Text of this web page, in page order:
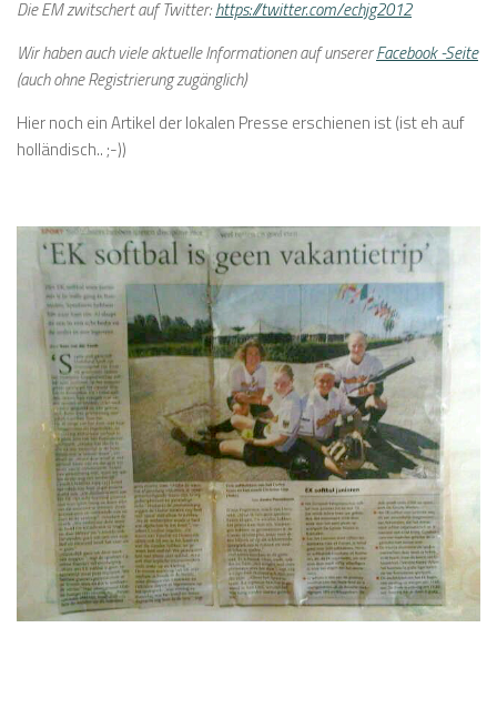
Die EM zwitschert auf Twitter:https://twitter.com/echjg2012
Wir haben auch viele aktuelle Informationen auf unsererFacebook -Seite
(auch ohne Registrierung zugänglich)
Hier noch ein Artikel der lokalen Presse erschienen ist (ist eh auf
holländisch.. ;-))